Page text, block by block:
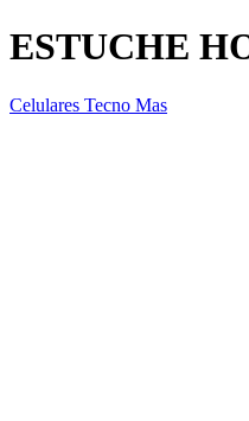
ESTUCHE
Celulares Tecno Mas